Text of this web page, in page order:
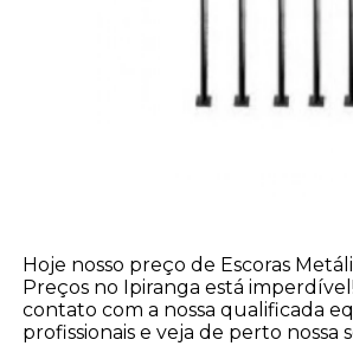
Hoje nosso preço de Escoras
Preços no Ipiranga está
contato com a nossa qualificada
profissionais e veja de perto nossa